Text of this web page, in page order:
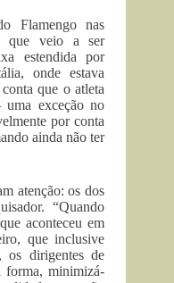
Flamengo nas
que veio a ser
estendida por
onde estava
que o atleta
exceção no
por conta
ainda não ter
atenção: os dos
“Quando
aconteceu em
que inclusive
os dirigentes de
forma, minimizá-